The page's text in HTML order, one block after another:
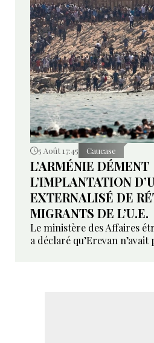
5 Août 17:45 Caucase
L’ARMÉNIE DÉMENT
L’IMPLANTATION
EXTERNALISÉ DE
MIGRANTS DE L’U.E.
Le ministère des Affaires
a déclaré qu’Erevan n’avait